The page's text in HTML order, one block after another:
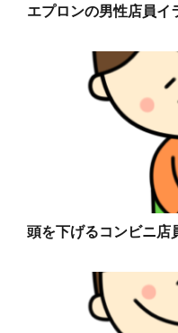
エプロンの男性店員
頭を下げるコンビニ